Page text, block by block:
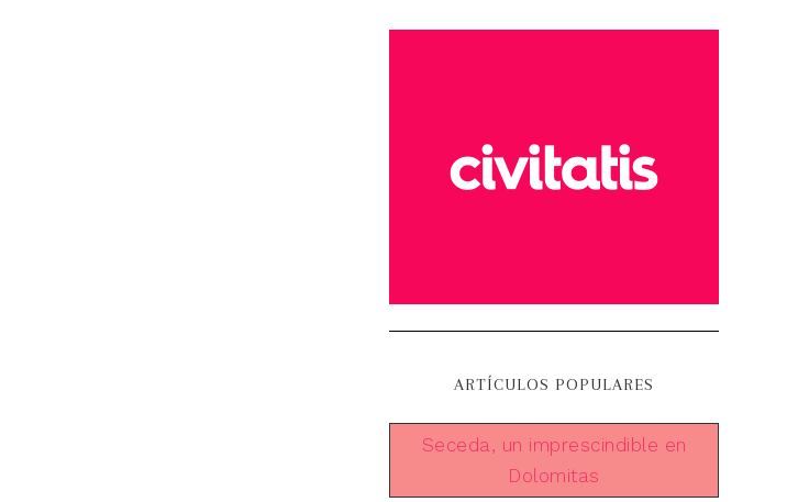
ARTÍCULOS POPULARES
Seceda, un imprescindible en
Dolomitas